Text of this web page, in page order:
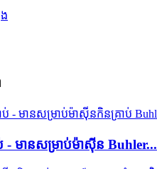
- មានសម្រាប់ម៉ាស៊ីន Buhler...